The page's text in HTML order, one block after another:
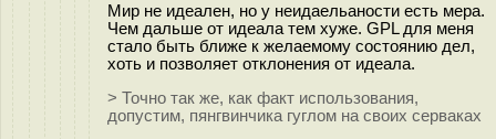
Мир не идеален, но у неидаельаности есть мера.
Чем дальше от идеала тем хуже. GPL для меня
стало быть ближе к желаемому состоянию дел,
хоть и позволяет отклонения от идеала.
> Точно так же, как факт использования,
допустим, пянгвинчика гуглом на своих серваках